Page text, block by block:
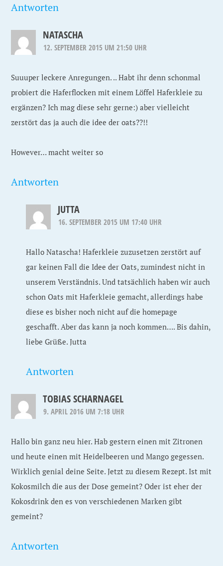
Antworten
NATASCHA
12. SEPTEMBER 2015 UM 21:50 UHR
Suuuper leckere Anregungen. .. Habt ihr denn schonmal
probiert die Haferflocken mit einem Löffel Haferkleie zu
ergänzen? Ich mag diese sehr gerne:) aber vielleicht
zerstört das ja auch die idee der oats??!!
However… macht weiter so
Antworten
JUTTA
16. SEPTEMBER 2015 UM 17:40 UHR
Hallo Natascha! Haferkleie zuzusetzen zerstört auf
gar keinen Fall die Idee der Oats, zumindest nicht in
unserem Verständnis. Und tatsächlich haben wir auch
schon Oats mit Haferkleie gemacht, allerdings habe
diese es bisher noch nicht auf die homepage
geschafft. Aber das kann ja noch kommen…. Bis dahin,
liebe Grüße. Jutta
Antworten
TOBIAS SCHARNAGEL
9. APRIL 2016 UM 7:18 UHR
Hallo bin ganz neu hier. Hab gestern einen mit Zitronen
und heute einen mit Heidelbeeren und Mango gegessen.
Wirklich genial deine Seite. Jetzt zu diesem Rezept. Ist mit
Kokosmilch die aus der Dose gemeint? Oder ist eher der
Kokosdrink den es von verschiedenen Marken gibt
gemeint?
Antworten